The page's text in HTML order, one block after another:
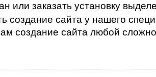
или заказать установку
создание сайта у нашего
создание сайта любой